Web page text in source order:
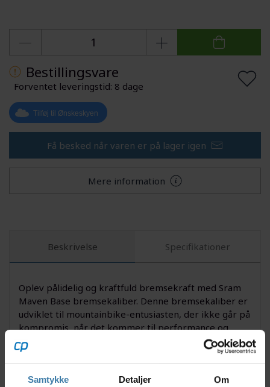
Samtykke Detaljer Om
Bestillingsvare
Forventet leveringstid: 8 dage
Tilføj til Ønskeskyen
Få besked når varen er på lager igen
Mere information
Beskrivelse Specifikationer
Oplev pålidelig og kraftfuld bremsekraft med Sram
Maven Base bremsekaliber. Denne bremsekaliber er
udviklet til mountainbike-entusiasten, der ikke går på
kompromis, når det kommer til performance og
sikkerhed. Med en robust konstruktion og avanceret
teknologi fra Sram får du en bremsekaliber, der
leverer effektiv ydeevne under selv de mest
krævende forhold på sporet.